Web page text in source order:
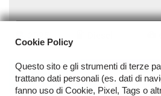
Cookie Policy
Questo sito e gli strumenti di terze
trattano dati personali (es. dati di
fanno uso di Cookie, Pixel, Tags o